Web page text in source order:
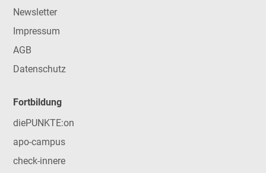
Newsletter
Impressum
AGB
Datenschutz
Fortbildung
diePUNKTE:on
apo-campus
check-innere